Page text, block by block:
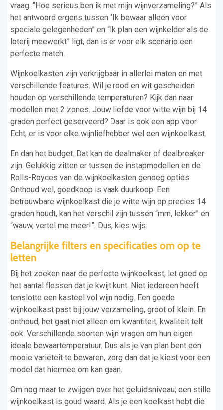
vraag: “Hoe serieus ben ik met mijn wijnverzameling?” Als
het antwoord ergens tussen “Ik bewaar alleen voor
speciale gelegenheden” en “Ik plan een wijnkelder als de
loterij meewerkt” ligt, dan is er voor elk scenario een
perfecte match.
Wijnkoelkasten zijn verkrijgbaar in allerlei maten en met
verschillende features. Wil je rood en wit gescheiden
houden op verschillende temperaturen? Kijk dan naar
modellen met 2 zones. Jouw liefde voor witte wijn bij 14
graden perfect geserveerd? Daar is ook een app voor.
Echt, er is voor elke wijnliefhebber wel een wijnkoelkast.
En dan het budget. Dat kan de dealmaker of dealbreaker
zijn. Gelukkig zitten er tussen de instapmodellen en de
Rolls-Royces van de wijnkoelkasten genoeg opties.
Onthoud wel, goedkoop is vaak duurkoop. Een
betrouwbare wijnkoelkast die je witte wijn op precies 14
graden houdt, kan het verschil zijn tussen “mm, lekker” en
“wauw, vertel me meer!”. Dus, kies wijs.
Belangrijke filters en specificaties om op te
letten
Bij het zoeken naar de perfecte wijnkoelkast, let goed op
het aantal flessen dat je kwijt kunt. Niet iedereen heeft
tenslotte een kasteel vol wijn nodig. Een goede
wijnkoelkast past bij jouw verzameling, groot of klein. En
onthoud, het gaat niet alleen om kwantiteit; kwaliteit telt
ook. Verschillende soorten wijn vragen om hun eigen
ideale bewaartemperatuur. Dus als je van plan bent een
mooie variëteit te bewaren, zorg dan dat je kiest voor een
model dat hiermee om kan gaan.
Om nog maar te zwijgen over het geluidsniveau; een stille
wijnkoelkast is goud waard. Als je een koelkast hebt die